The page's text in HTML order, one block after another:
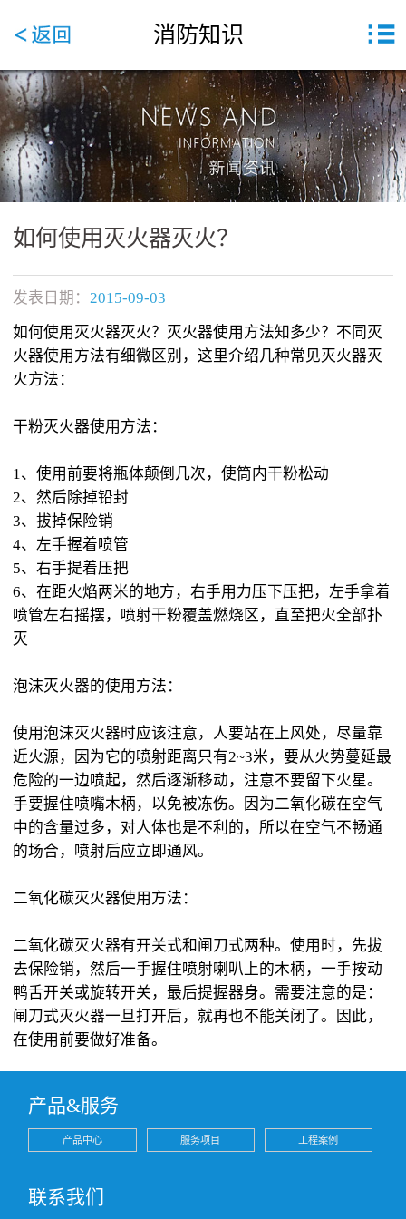
消防知识
如何使用灭火器灭火？
发表日期： 2015-09-03
如何使用灭火器灭火？灭火器使用方法知多少？不同灭
火器使用方法有细微区别，这里介绍几种常见灭火器灭
火方法：
干粉灭火器使用方法：
1、使用前要将瓶体颠倒几次，使筒内干粉松动
2、然后除掉铅封
3、拔掉保险销
4、左手握着喷管
5、右手提着压把
6、在距火焰两米的地方，右手用力压下压把，左手拿着
喷管左右摇摆，喷射干粉覆盖燃烧区，直至把火全部扑
灭
泡沫灭火器的使用方法：
使用泡沫灭火器时应该注意，人要站在上风处，尽量靠
近火源，因为它的喷射距离只有2~3米，要从火势蔓延最
危险的一边喷起，然后逐渐移动，注意不要留下火星。
手要握住喷嘴木柄，以免被冻伤。因为二氧化碳在空气
中的含量过多，对人体也是不利的，所以在空气不畅通
的场合，喷射后应立即通风。
二氧化碳灭火器使用方法：
二氧化碳灭火器有开关式和闸刀式两种。使用时，先拔
去保险销，然后一手握住喷射喇叭上的木柄，一手按动
鸭舌开关或旋转开关，最后提握器身。需要注意的是：
闸刀式灭火器一旦打开后，就再也不能关闭了。因此，
在使用前要做好准备。
产品&服务
产品中心 服务项目 工程案例
联系我们